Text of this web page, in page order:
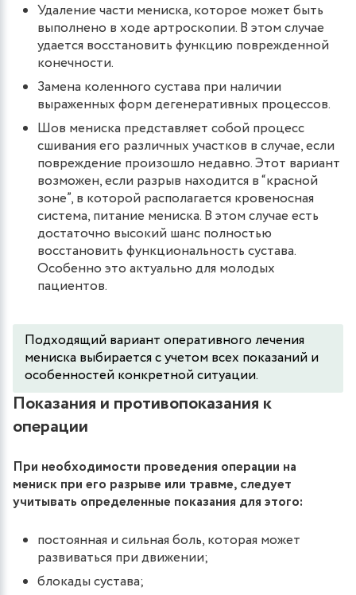
Удаление части мениска, которое может быть
выполнено в ходе артроскопии. В этом случае
удается восстановить функцию поврежденной
конечности.
Замена коленного сустава при наличии
выраженных форм дегенеративных процессов.
Шов мениска представляет собой процесс
сшивания его различных участков в случае, если
повреждение произошло недавно. Этот вариант
возможен, если разрыв находится в “красной
зоне”, в которой располагается кровеносная
система, питание мениска. В этом случае есть
достаточно высокий шанс полностью
восстановить функциональность сустава.
Особенно это актуально для молодых
пациентов.
Подходящий вариант оперативного лечения
мениска выбирается с учетом всех показаний и
особенностей конкретной ситуации.
Показания и противопоказания к
операции
При необходимости проведения операции на
мениск при его разрыве или травме, следует
учитывать определенные показания для этого:
постоянная и сильная боль, которая может
развиваться при движении;
блокады сустава;